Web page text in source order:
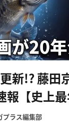
新!? 藤田
報【史上
プラス編集部